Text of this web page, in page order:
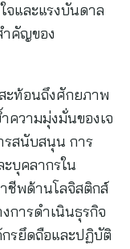
จและแรงบันดาล
ำคัญของ
ะท้อนถึงศักยภาพ
ความมุ่งมั่นของเจ
รสนับสนุน การ
บุคลากรใน
ชีพด้านโลจิสติกส์
การดำเนินธุรกิจ
รยึดถือและปฏิบัติ